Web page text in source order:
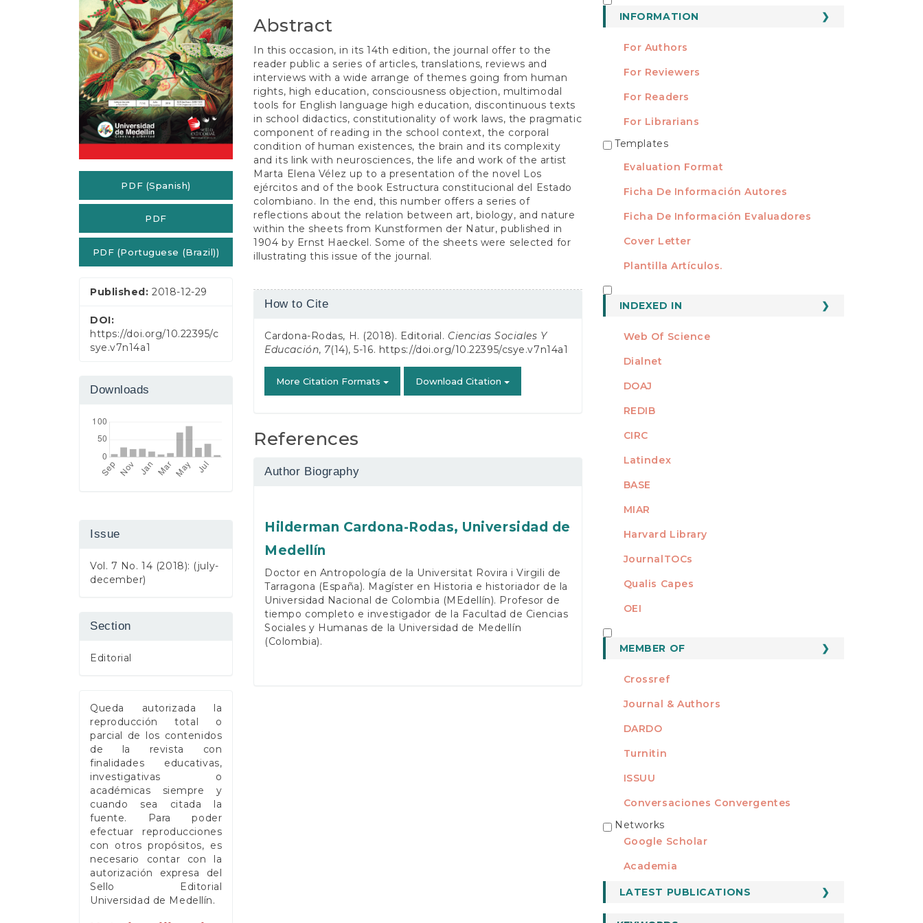
PDF (Spanish)
PDF
PDF (Portuguese (Brazil))
Published:2018-12-29
DOI:
https://doi.org/10.22395/c
sye.v7n14a1
Downloads
Issue
Vol. 7 No. 14 (2018): (july-
december)
Section
Editorial
Queda autorizada la
reproducción total o
parcial de los contenidos
de la revista con
finalidades educativas,
investigativas o
académicas siempre y
cuando sea citada la
fuente. Para poder
efectuar reproducciones
con otros propósitos, es
necesario contar con la
autorización expresa del
Sello Editorial
Universidad de Medellín.
Abstract
In this occasion, in its 14th edition, the journal offer to the
reader public a series of articles, translations, reviews and
interviews with a wide arrange of themes going from human
rights, high education, consciousness objection, multimodal
tools for English language high education, discontinuous texts
in school didactics, constitutionality of work laws, the pragmatic
component of reading in the school context, the corporal
condition of human existences, the brain and its complexity
and its link with neurosciences, the life and work of the artist
Marta Elena Vélez up to a presentation of the novel Los
ejércitos and of the book Estructura constitucional del Estado
colombiano. In the end, this number offers a series of
reflections about the relation between art, biology, and nature
within the sheets from Kunstformen der Natur, published in
1904 by Ernst Haeckel. Some of the sheets were selected for
illustrating this issue of the journal.
Article
How to Cite
Cardona-Rodas, H. (2018). Editorial. Ciencias Sociales Y
Educación, 7(14), 5-16. https://doi.org/10.22395/csye.v7n14a1
More Citation Formats Download Citation
References
Author Biography
Hilderman Cardona-Rodas, Universidad de
Medellín
Doctor en Antropología de la Universitat Rovira i Virgili de
Tarragona (España). Magíster en Historia e historiador de la
Universidad Nacional de Colombia (MEdellín). Profesor de
tiempo completo e investigador de la Facultad de Ciencias
Sociales y Humanas de la Universidad de Medellín
(Colombia).
Submission
INFORMATION
For Authors
For Reviewers
For Readers
For Librarians
TEMPLATES
Templates
Evaluation Format
Ficha De Información Autores
Ficha De Información Evaluadores
Cover Letter
Plantilla Artículos.
INDEXED IN
Web Of Science
Dialnet
DOAJ
REDIB
CIRC
Latindex
BASE
MIAR
Harvard Library
JournalTOCs
Qualis Capes
OEI
MEMBER OF
Crossref
Journal & Authors
DARDO
Turnitin
ISSUU
Conversaciones Convergentes
REDES
Networks
Google Scholar
Academia
LATEST PUBLICATIONS